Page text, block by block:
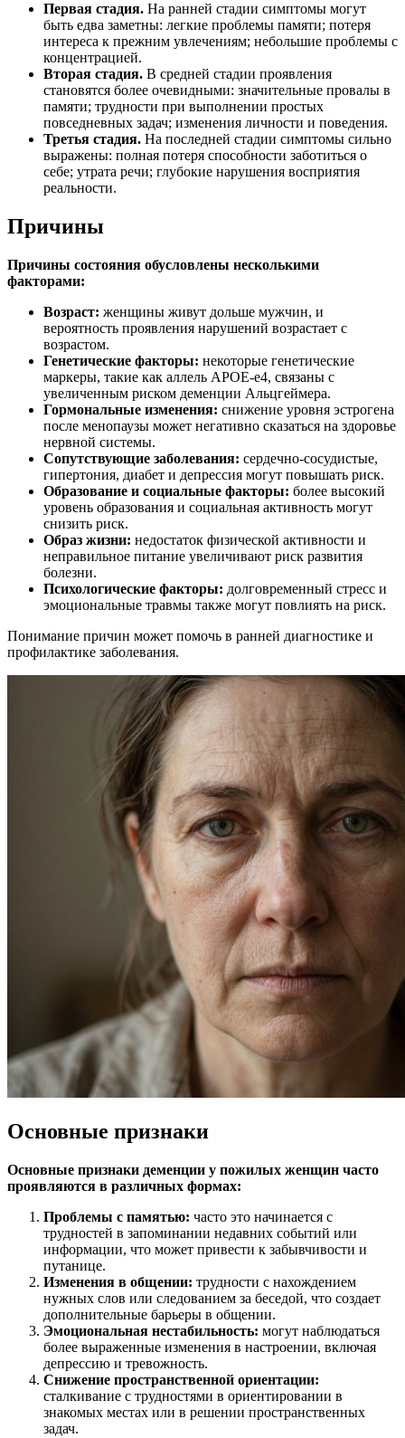
Первая стадия. На ранней стадии симптомы могут
быть едва заметны: легкие проблемы памяти; потеря
интереса к прежним увлечениям; небольшие проблемы с
концентрацией.
Вторая стадия. В средней стадии проявления
становятся более очевидными: значительные провалы в
памяти; трудности при выполнении простых
повседневных задач; изменения личности и поведения.
Третья стадия. На последней стадии симптомы сильно
выражены: полная потеря способности заботиться о
себе; утрата речи; глубокие нарушения восприятия
реальности.
Причины
Причины состояния обусловлены несколькими
факторами:
Возраст: женщины живут дольше мужчин, и
вероятность проявления нарушений возрастает с
возрастом.
Генетические факторы: некоторые генетические
маркеры, такие как аллель APOE-e4, связаны с
увеличенным риском деменции Альцгеймера.
Гормональные изменения: снижение уровня эстрогена
после менопаузы может негативно сказаться на здоровье
нервной системы.
Сопутствующие заболевания: сердечно-сосудистые,
гипертония, диабет и депрессия могут повышать риск.
Образование и социальные факторы: более высокий
уровень образования и социальная активность могут
снизить риск.
Образ жизни: недостаток физической активности и
неправильное питание увеличивают риск развития
болезни.
Психологические факторы: долговременный стресс и
эмоциональные травмы также могут повлиять на риск.
Понимание причин может помочь в ранней диагностике и
профилактике заболевания.
Основные признаки
Основные признаки деменции у пожилых женщин часто
проявляются в различных формах:
Проблемы с памятью: часто это начинается с
трудностей в запоминании недавних событий или
информации, что может привести к забывчивости и
путанице.
Изменения в общении: трудности с нахождением
нужных слов или следованием за беседой, что создает
дополнительные барьеры в общении.
Эмоциональная нестабильность: могут наблюдаться
более выраженные изменения в настроении, включая
депрессию и тревожность.
Снижение пространственной ориентации:
сталкивание с трудностями в ориентировании в
знакомых местах или в решении пространственных
задач.